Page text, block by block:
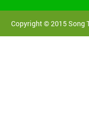
Copyright © 2015 Song